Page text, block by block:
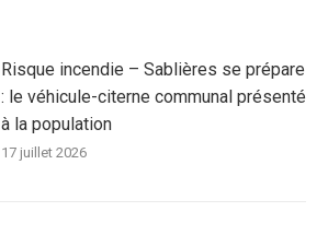
Risque incendie – Sablières se prépare
: le véhicule-citerne communal présenté
à la population
17 juillet 2026